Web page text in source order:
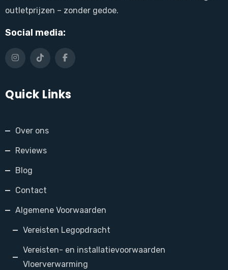
outletprijzen – zonder gedoe.
Social media:
Quick Links
Over ons
Reviews
Blog
Contact
Algemene Voorwaarden
Vereisten Legopdracht
Vereisten- en installatievoorwaarden
Vloerverwarming